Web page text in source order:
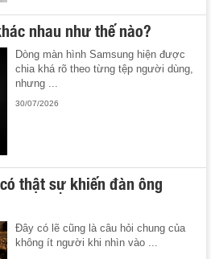
nhau như thế nào?
Dòng màn hình Samsung hiện được
chia khá rõ theo từng tệp người dùng,
nhưng ...
30/07/2026
thật sự khiến đàn ông
Đây có lẽ cũng là câu hỏi chung của
không ít người khi nhìn vào ...